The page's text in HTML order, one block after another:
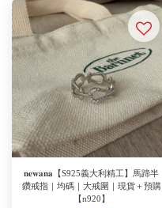
𝐧𝐞𝐰𝐚𝐧𝐚【S925義大利精工】馬蹄半
鑽戒指｜均碼｜大戒圍｜現貨＋預購
【n920】